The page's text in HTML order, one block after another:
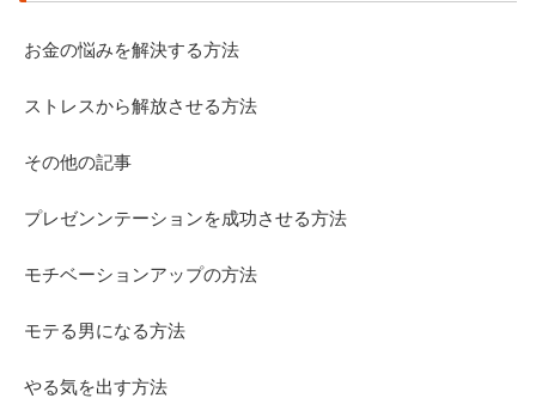
お金の悩みを解決する方法
ストレスから解放させる方法
その他の記事
プレゼンンテーションを成功させる方法
モチベーションアップの方法
モテる男になる方法
やる気を出す方法